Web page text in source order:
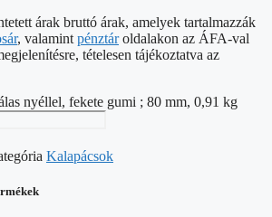
árak bruttó árak, amelyek tartalmazzák
, valamint pénztároldalakon az ÁFA-val
tételesen tájékoztatva az
nyéllel, fekete gumi ; 80 mm, 0,91 kg
Kalapácsok